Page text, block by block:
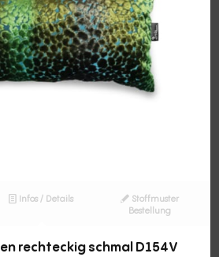
Infos / Details
Stoffmuster
Bestellung
rechteckig schmal D154V